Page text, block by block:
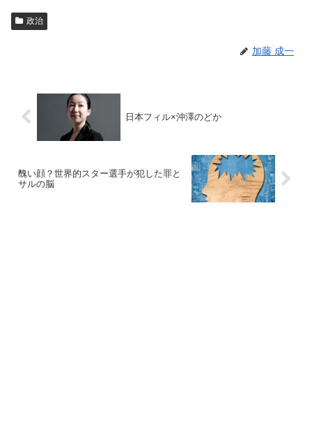
政治
加藤 成一
日本フィル×沖澤のどか
醜い顔？世界的スター選手が犯した罪と
サルの脳